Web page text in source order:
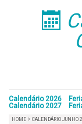
󰁣
Calendário 2026
Calendário 2027
HOME › CALENDÁRIO JUNHO